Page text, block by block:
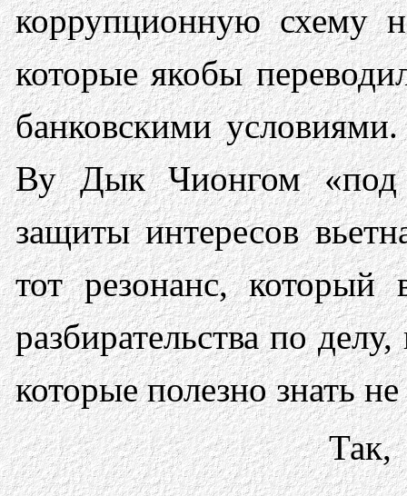
коррупционную схему
которые якобы
банковскими
Ву Дык Чионгом «под
защиты интересов
тот резонанс, который
разбирательства по
которые полезно знать
Так,